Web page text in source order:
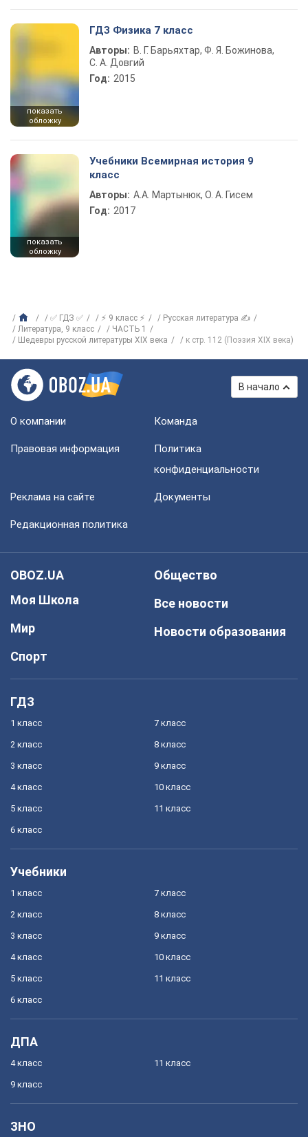
показать
обложку
ГДЗ Физика 7 класс
Авторы: В. Г. Барьяхтар, Ф. Я. Божинова,
С. А. Довгий
Год: 2015
показать
обложку
Учебники Всемирная история 9
класс
Авторы: А.А. Мартынюк, О. А. Гисем
Год: 2017
✅ ГДЗ ✅ ⚡ 9 класс ⚡
Русская литература ✍
Литература, 9 класс
ЧАСТЬ 1
Шедевры русской литературы ХІХ века
к стр. 112 (Поэзия ХIХ века)
В начало
О компании Команда
Правовая информация
Политика
конфиденциальности
Реклама на сайте Документы
Редакционная политика
OBOZ.UA
Моя Школа
Мир
Спорт
Общество
Все новости
Новости образования
ГДЗ
1 класс
2 класс
3 класс
4 класс
5 класс
6 класс
7 класс
8 класс
9 класс
10 класс
11 класс
Учебники
1 класс
2 класс
3 класс
4 класс
5 класс
6 класс
7 класс
8 класс
9 класс
10 класс
11 класс
ДПА
4 класс
9 класс
11 класс
ЗНО